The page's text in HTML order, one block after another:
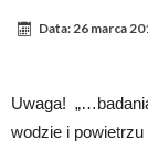
Data:26 marca
Uwaga!
wodzie i